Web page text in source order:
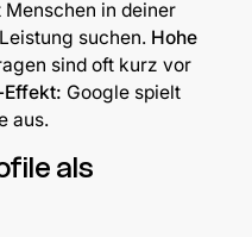
Menschen in deiner
suchen. Hohe
sind oft kurz vor
Google spielt
aus.
als